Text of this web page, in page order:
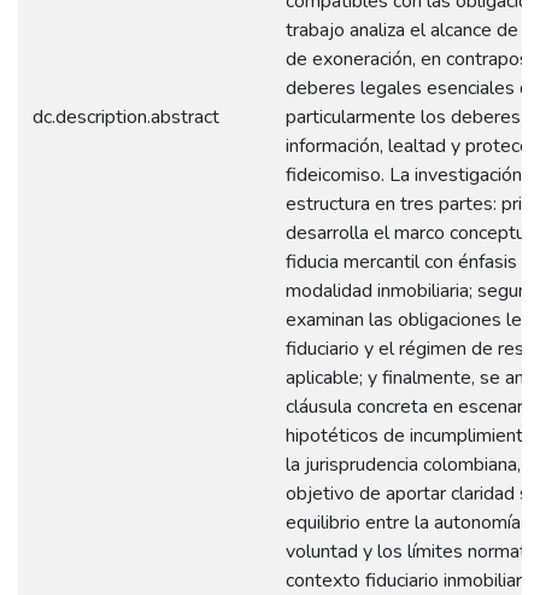
dc.description.abstract
trabajo analiza el alcance de
de exoneración, en
deberes legales esenciales
particularmente los deberes
información, lealtad y
fideicomiso. La investigación
estructura en tres partes:
desarrolla el marco
fiducia mercantil con énfasis
modalidad inmobiliaria;
examinan las obligaciones
fiduciario y el régimen de
aplicable; y finalmente, se
cláusula concreta en
hipotéticos de
la jurisprudencia colombiana,
objetivo de aportar claridad
equilibrio entre la autonomía
voluntad y los límites
contexto fiduciario inmobiliario.